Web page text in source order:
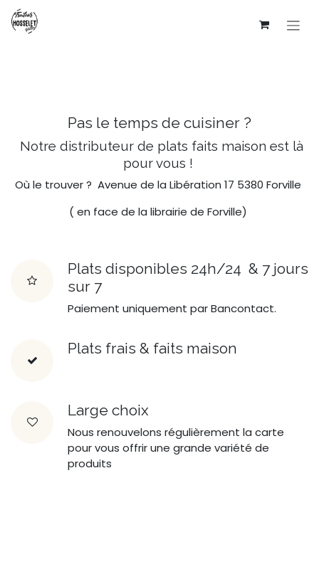
Se rendre au contenu
Pas le temps de cuisiner ?
Notre distributeur de plats faits maison est là
pour vous !
Où le trouver ? Avenue de la Libération 17 5380 Forville
( en face de la librairie de Forville)
Plats disponibles 24h/24 & 7 jours
sur 7
Paiement uniquement par Bancontact.
Plats frais & faits maison
Large choix
Nous renouvelons régulièrement la carte
pour vous offrir une grande variété de
produits